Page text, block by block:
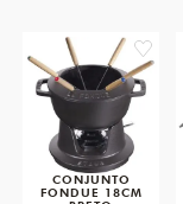
favorite
CONJUNTO
FONDUE 18CM